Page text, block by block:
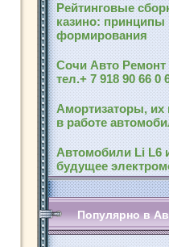
Рейтинговые
казино: принципы
формирования
Сочи Авто Ремонт
тел.+ 7 918 90 66 0
Амортизаторы,
в работе
Автомобили Li L6
будущее
Популярно в